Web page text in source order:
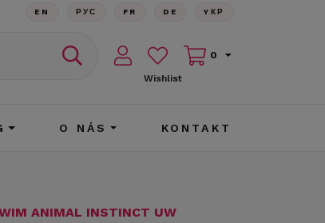
EN РУС FR DE YКР
Wishlist
0
O NÁS KONTAKT
ANIMAL INSTINCT UW